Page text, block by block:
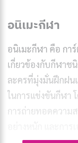
อนิเมะกีฬา
อนิเมะกีฬา คือ กา
เกี่ยวข้องกับกีฬาช
ละครที่มุ่งมั่นฝึกฝน
ในการแข่งขันกีฬา
การถ่ายทอดความ